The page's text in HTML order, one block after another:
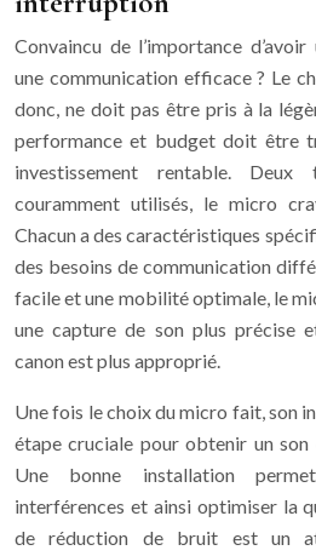
Convaincu de l’importance
une communication efficace ? Le
donc, ne doit pas être pris à la
performance et budget doit être
investissement rentable.
couramment utilisés, le micro
Chacun a des caractéristiques
des besoins de communication
facile et une mobilité optimale, le
une capture de son plus précise
canon est plus approprié.
Une fois le choix du micro fait, son
étape cruciale pour obtenir un
Une bonne installation
interférences et ainsi optimiser la
de réduction de bruit est un